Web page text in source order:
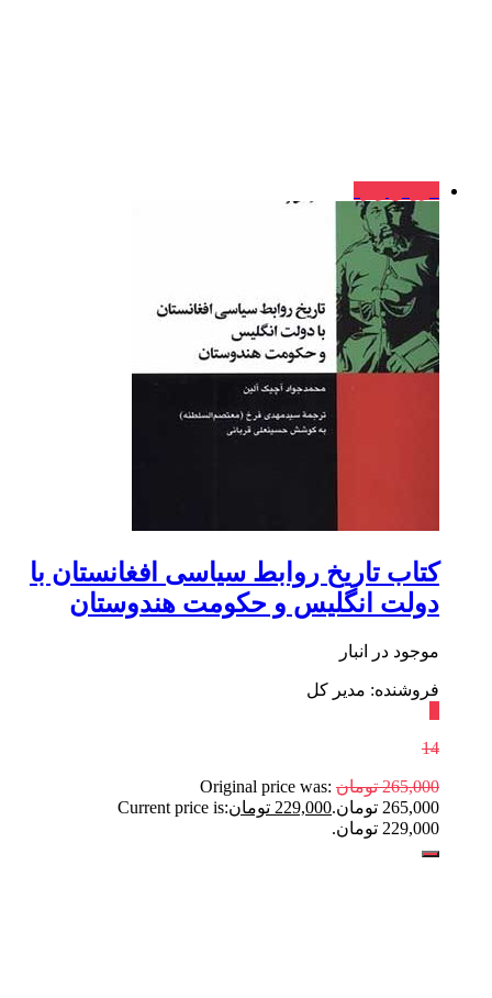
کتاب تاریخ‌ روابط‌ سیاسی‌ افغانستان‌ با
دولت‌ انگلیس و حکومت هندوستان
موجود در انبار
فروشنده: مدیر کل
14
265,000 تومان Original price was:
265,000 تومان.
229,000 تومانCurrent price is:
229,000 تومان.